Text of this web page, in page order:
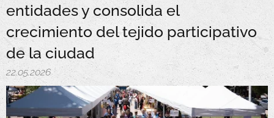
entidades y consolida el
crecimiento del tejido participativo
de la ciudad
22.05.2026